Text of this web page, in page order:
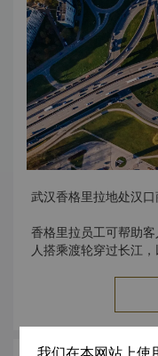
武汉香格里拉地处汉
香格里拉员工可帮助
人搭乘渡轮穿过长江